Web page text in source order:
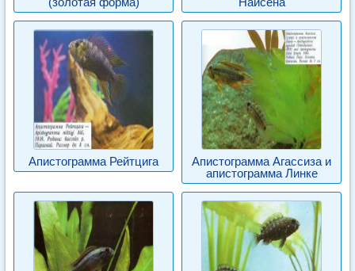
Апистограмма Рейтцига
Апистограмма Агассиза и
апистограмма Линке